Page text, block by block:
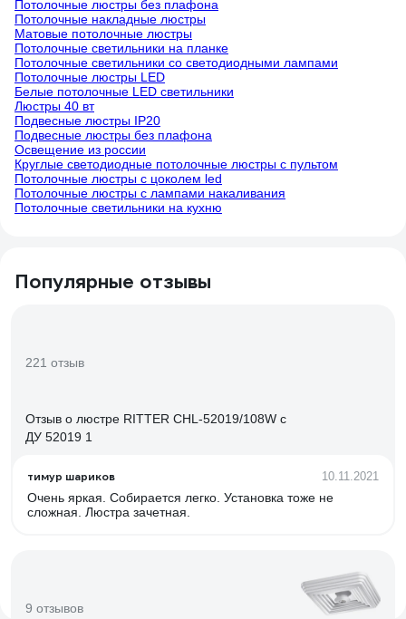
Потолочные люстры без плафона
Потолочные накладные люстры
Матовые потолочные люстры
Потолочные светильники на планке
Потолочные светильники со светодиодными лампами
Потолочные люстры LED
Белые потолочные LED светильники
Люстры 40 вт
Подвесные люстры IP20
Подвесные люстры без плафона
Освещение из россии
Круглые светодиодные потолочные люстры с пультом
Потолочные люстры с цоколем led
Потолочные люстры с лампами накаливания
Потолочные светильники на кухню
Популярные отзывы
221 отзыв
Отзыв о люстре RITTER CHL-52019/108W с
ДУ 52019 1
тимур шариков 10.11.2021
Очень яркая. Собирается легко. Установка тоже не
сложная. Люстра зачетная.
9 отзывов